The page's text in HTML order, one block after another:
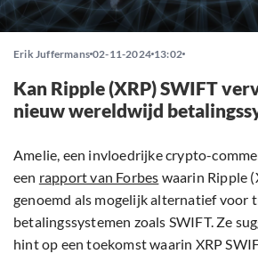
Erik Juffermans 02-11-2024 13:02
Kan Ripple (XRP) SWIFT
nieuw wereldwijd
Amelie, een invloedrijke crypto-
een rapport van Forbes waarin Ripple
genoemd als mogelijk alternatief voor
betalingssystemen zoals SWIFT. Ze
hint op een toekomst waarin XRP